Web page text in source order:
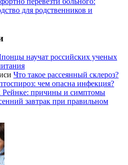
для родственников и
научат российских ученых
Что такое рассеянный склероз?
чем опасна инфекция?
Рейнке: причины и симптомы
завтрак при правильном